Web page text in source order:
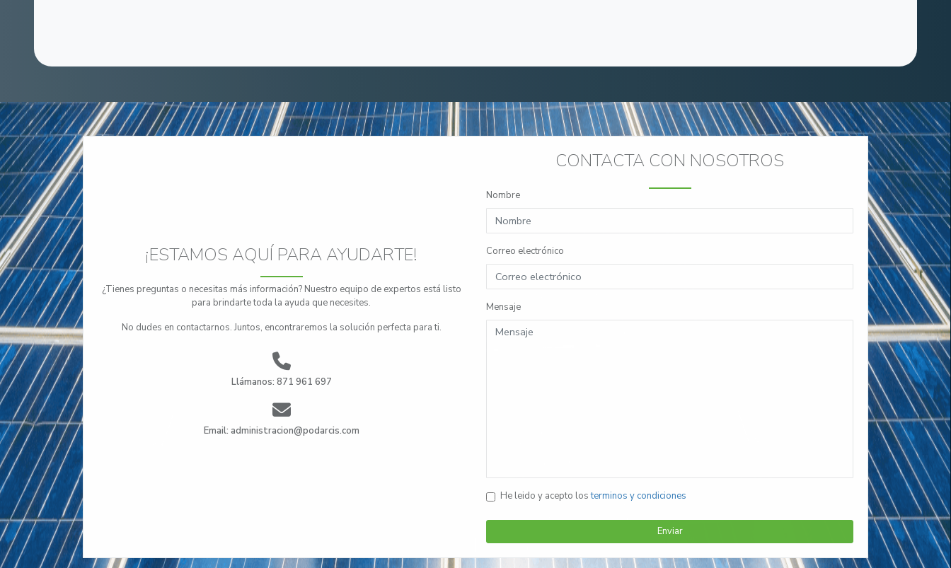
¡ESTAMOS AQUÍ PARA AYUDARTE!
¿Tienes preguntas o necesitas más información? Nuestro equipo de expertos está listo
para brindarte toda la ayuda que necesites.
No dudes en contactarnos. Juntos, encontraremos la solución perfecta para ti.
Llámanos: 871 961 697
Email: administracion@podarcis.com
CONTACTA CON NOSOTROS
Nombre
Correo electrónico
Mensaje
He leido y acepto losterminos y condiciones
Enviar